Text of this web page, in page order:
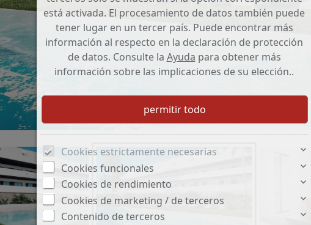
está activada. El procesamiento de datos también puede
tener lugar en un tercer país. Puede encontrar más
información al respecto en la declaración de protección
de datos. Consulte la Ayuda para obtener más
información sobre las implicaciones de su elección..
Cookies estrictamente necesarias
Cookies funcionales
Cookies de rendimiento
Cookies de marketing / de terceros
Contenido de terceros